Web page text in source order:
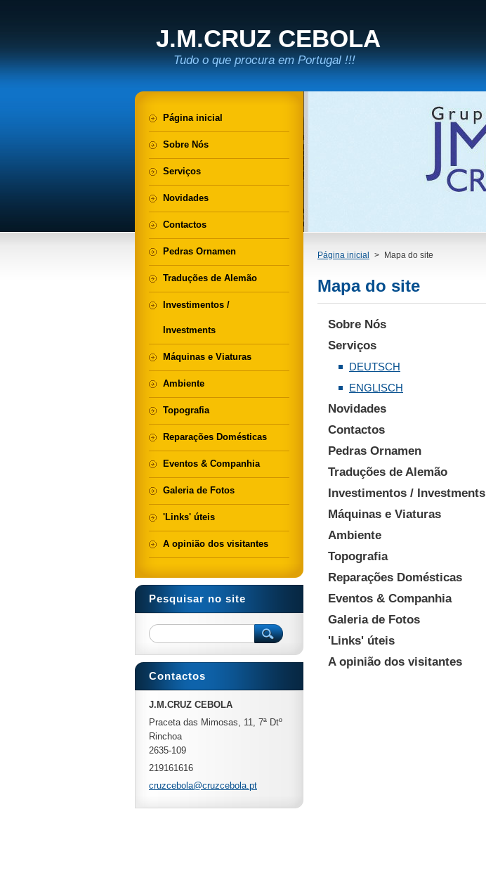
J.M.CRUZ CEBOLA
Tudo o que procura em Portugal !!!
Página inicial > Mapa do site
Mapa do site
Sobre Nós
Serviços
DEUTSCH
ENGLISCH
Novidades
Contactos
Pedras Ornamen
Traduções de Alemão
Investimentos / Investments
Máquinas e Viaturas
Ambiente
Topografia
Reparações Domésticas
Eventos & Companhia
Galeria de Fotos
'Links' úteis
A opinião dos visitantes
Página inicial
Sobre Nós
Serviços
Novidades
Contactos
Pedras Ornamen
Traduções de Alemão
Investimentos /
Investments
Máquinas e Viaturas
Ambiente
Topografia
Reparações Domésticas
Eventos & Companhia
Galeria de Fotos
'Links' úteis
A opinião dos visitantes
Pesquisar no site
Contactos
J.M.CRUZ CEBOLA
Praceta das Mimosas, 11, 7ª Dtº
Rinchoa
2635-109
219161616
cruzcebo la@cruzcebola.pt